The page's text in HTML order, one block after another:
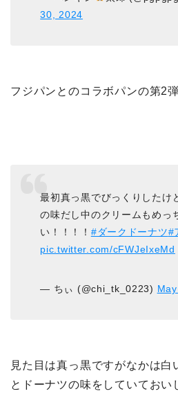
30, 2024
フジパンとのコラボパンの第2弾
最初真っ黒でびっくりしたけ
の味だし中のクリームもめっ
い！！！！ #ダークドーナツ#
pic.twitter.com/cFWJeIxeMd
— ちぃ (@chi_tk_0223)
見た目は真っ黒ですがなかは白
とドーナツの味をしていておい